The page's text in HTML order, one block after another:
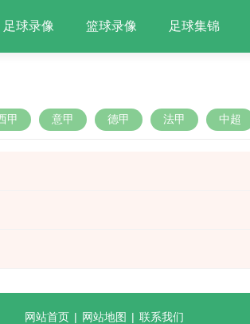
足球录像 篮球录像 足球集锦
甲 意甲 德甲 法甲 中超
网站首页 | 网站地图 | 联系我们